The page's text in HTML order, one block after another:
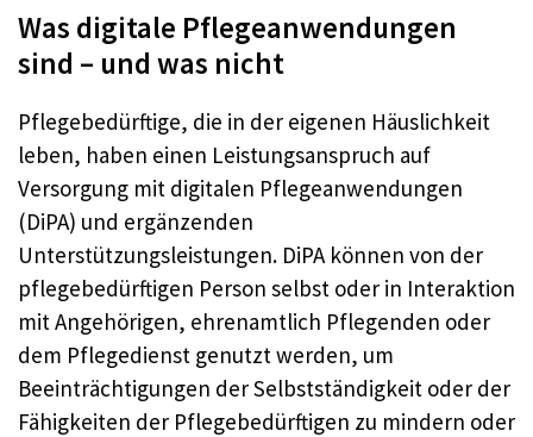
Was digitale Pflegeanwendungen
sind – und was nicht
Pflegebedürftige, die in der eigenen Häuslichkeit
leben, haben einen Leistungsanspruch auf
Versorgung mit digitalen Pflegeanwendungen
(DiPA) und ergänzenden
Unterstützungsleistungen. DiPA können von der
pflegebedürftigen Person selbst oder in Interaktion
mit Angehörigen, ehrenamtlich Pflegenden oder
dem Pflegedienst genutzt werden, um
Beeinträchtigungen der Selbstständigkeit oder der
Fähigkeiten der Pflegebedürftigen zu mindern oder